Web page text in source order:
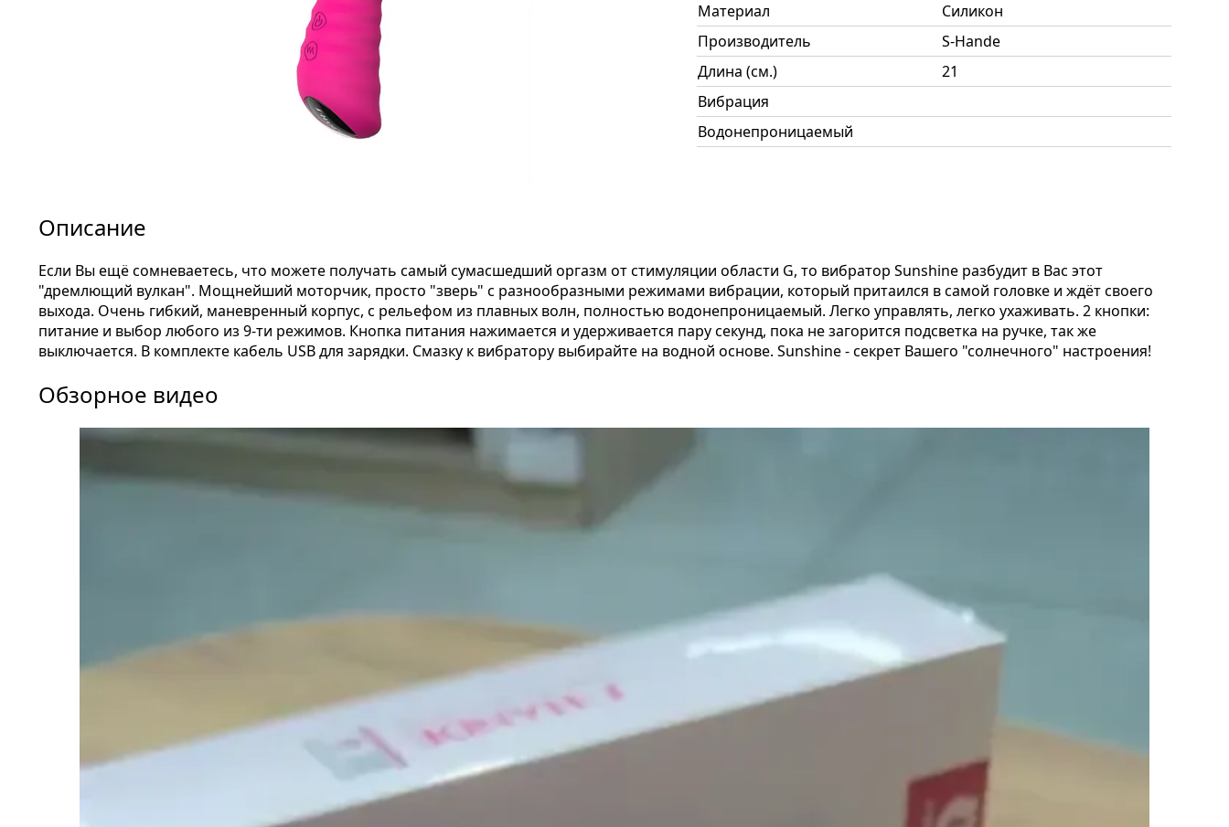
Материал
Силикон
Производитель
S-Hande
Длина (см.)
21
Вибрация
Водонепроницаемый
Описание
Если Вы ещё сомневаетесь, что можете получать самый сумасшедший оргазм от стимуляции области G, то вибратор Sunshine разбудит в Вас этот
"дремлющий вулкан". Мощнейший моторчик, просто "зверь" с разнообразными режимами вибрации, который притаился в самой головке и ждёт своего
выхода. Очень гибкий, маневренный корпус, с рельефом из плавных волн, полностью водонепроницаемый. Легко управлять, легко ухаживать. 2 кнопки:
питание и выбор любого из 9-ти режимов. Кнопка питания нажимается и удерживается пару секунд, пока не загорится подсветка на ручке, так же
выключается. В комплекте кабель USB для зарядки. Смазку к вибратору выбирайте на водной основе. Sunshine - секрет Вашего "солнечного" настроения!
Обзорное видео